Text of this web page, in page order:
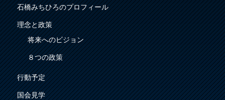
石橋みちひろのプロフィール
理念と政策
将来へのビジョン
８つの政策
行動予定
国会見学